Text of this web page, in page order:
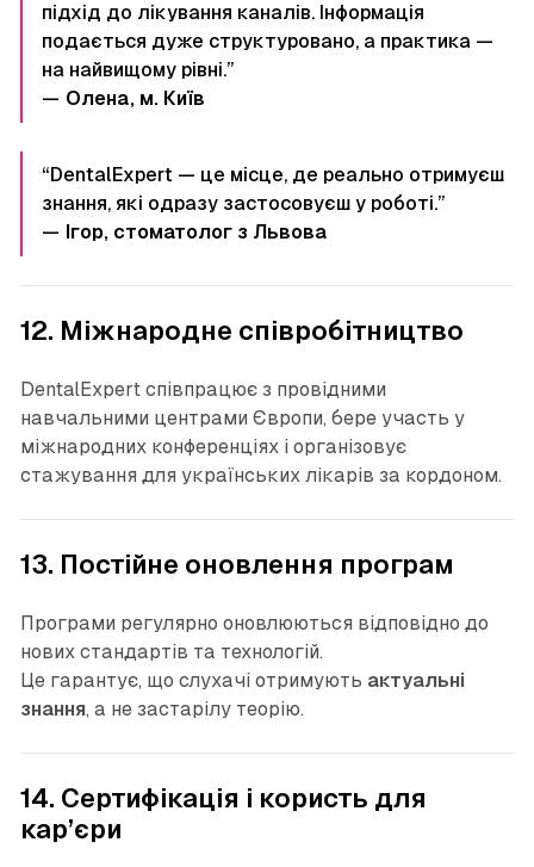
підхід до лікування каналів. Інформація
подається дуже структуровано, а практика —
на найвищому рівні.”
— Олена, м. Київ
“DentalExpert — це місце, де реально отримуєш
знання, які одразу застосовуєш у роботі.”
— Ігор, стоматолог з Львова
12. Міжнародне співробітництво
DentalExpert співпрацює з провідними
навчальними центрами Європи, бере участь у
міжнародних конференціях і організовує
стажування для українських лікарів за кордоном.
13. Постійне оновлення програм
Програми регулярно оновлюються відповідно до
нових стандартів та технологій.
Це гарантує, що слухачі отримують актуальні
знання, а не застарілу теорію.
14. Сертифікація і користь для
кар’єри